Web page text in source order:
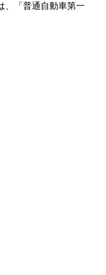
、「普通自動車第一